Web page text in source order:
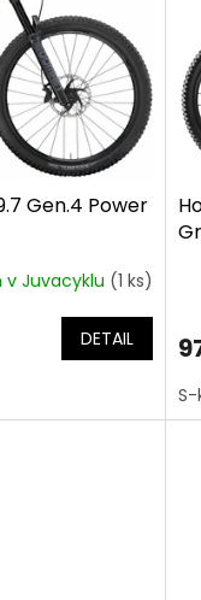
Gen.4 Power
v Juvacyklu (1 ks)
DETAIL
S-